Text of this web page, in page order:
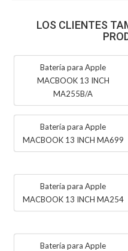
LOS CLIENTES
Batería para Apple
MACBOOK 13 INCH
MA255B/A
Batería para Apple
MACBOOK 13 INCH MA699
Batería para Apple
MACBOOK 13 INCH MA254
Batería para Apple